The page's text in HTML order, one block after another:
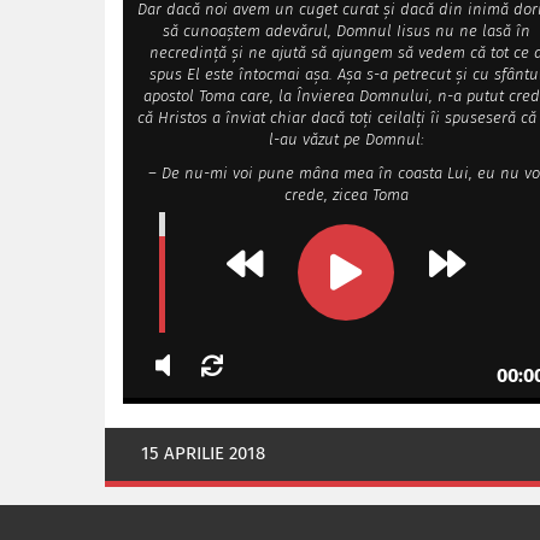
Dar dacă noi avem un cuget curat și dacă din inimă
să cunoaștem adevărul, Domnul Iisus nu ne lasă în
necredință și ne ajută să ajungem să vedem că tot ce
spus El este întocmai așa. Așa s-a petrecut și cu
apostol Toma care, la Învierea Domnului, n-a putut
că Hristos a înviat chiar dacă toți ceilalți îi spuseseră că
l-au văzut pe Domnul:
– De nu-mi voi pune mâna mea în coasta Lui, eu nu
crede, zicea Toma
15 APRILIE 2018